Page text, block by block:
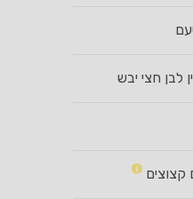
לבן חצי יבש
קצוצים